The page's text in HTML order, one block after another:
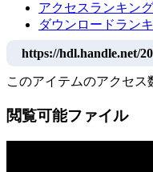
アクセスランキング
ダウンロードラン
https://hdl.handle.net/
このアイテムのアクセス
閲覧可能ファイル